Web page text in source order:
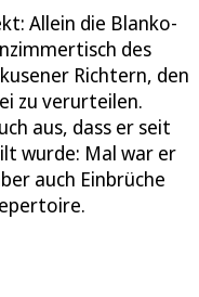
Allein die Blanko-
des
Richtern, den
zu verurteilen.
aus, dass er seit
wurde: Mal war er
auch Einbrüche